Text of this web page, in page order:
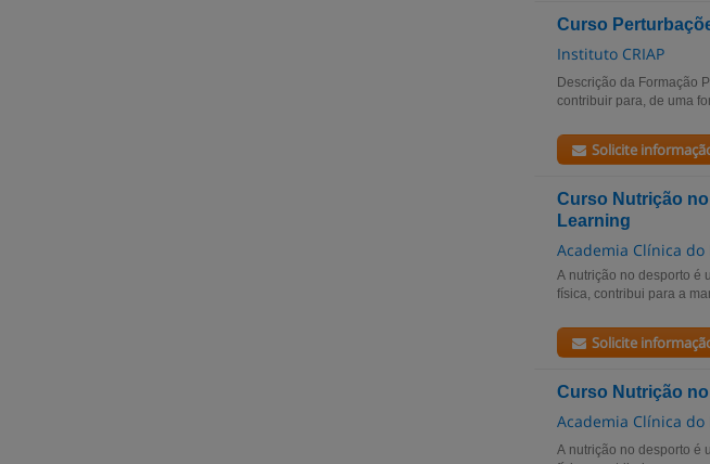
Curso
Instituto CRIAP
Descrição da Formação
contribuir para, de uma
Solicite
Curso Nutrição
Learning
Academia Clínica do
A nutrição no desporto é
física, contribui para a
Solicite
Curso Nutrição
Academia Clínica do
A nutrição no desporto é